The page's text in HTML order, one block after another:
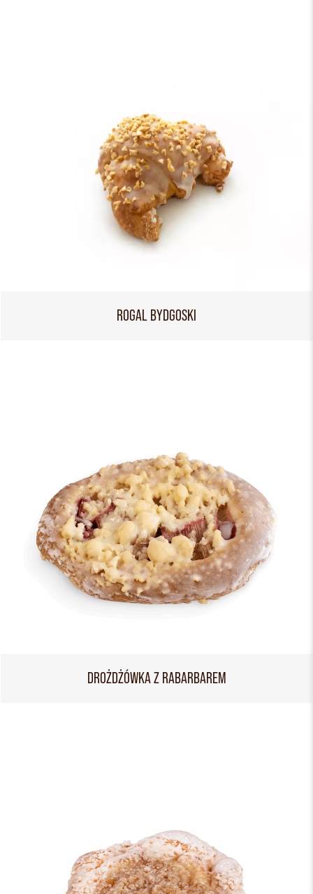
ROGAL BYDGOSKI
DROŻDŻÓWKA Z RABARBAREM